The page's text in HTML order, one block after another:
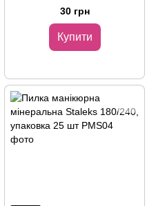
30 грн
Купити